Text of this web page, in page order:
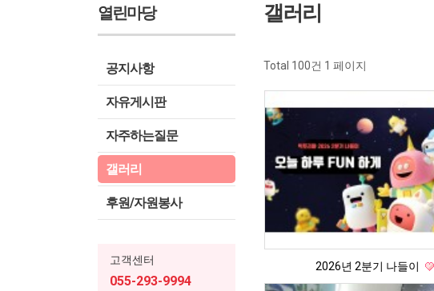
열린마당
공지사항
자유게시판
자주하는질문
갤러리
후원/자원봉사
고객센터
055-293-9994
갤러리
Total 100건 1 페이지
2026년 2분기 나들이